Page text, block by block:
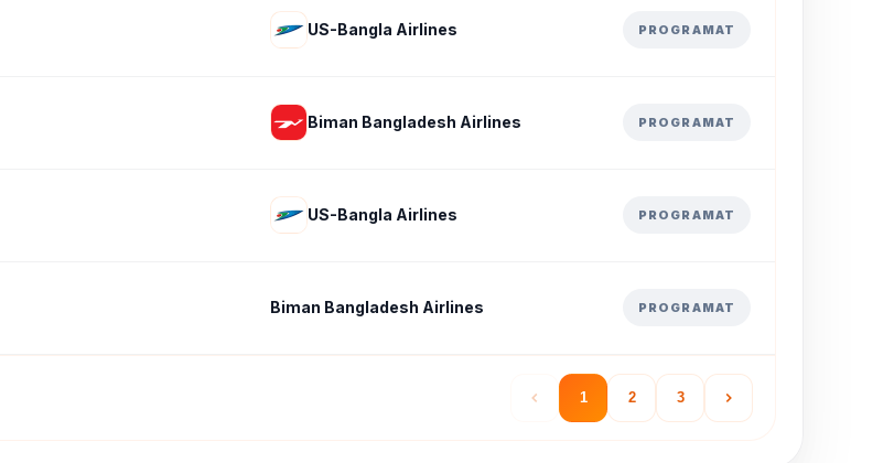
US-Bangla Airlines PROGRAMAT
Biman Bangladesh Airlines PROGRAMAT
US-Bangla Airlines PROGRAMAT
Biman Bangladesh Airlines PROGRAMAT
1 2 3